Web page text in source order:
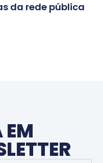
da rede pública
EM